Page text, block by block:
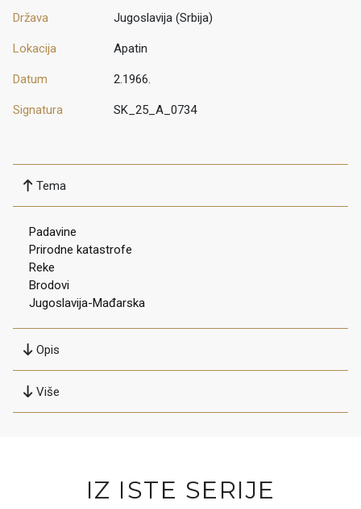
Država Jugoslavija (Srbija)
Lokacija Apatin
Datum 2.1966.
Signatura SK_25_A_0734
Tema
Padavine
Prirodne katastrofe
Reke
Brodovi
Jugoslavija-Mađarska
Opis
Više
IZ ISTE SERIJE